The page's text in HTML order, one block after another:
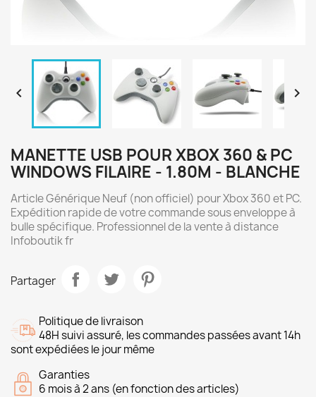
 
MANETTE USB POUR XBOX 360 & PC
WINDOWS FILAIRE - 1.80M - BLANCHE
Article Générique Neuf (non officiel) pour Xbox 360 et PC.
Expédition rapide de votre commande sous enveloppe à
bulle spécifique. Professionnel de la vente à distance
Infoboutik fr
Partager
Politique de livraison
48H suivi assuré, les commandes passées avant 14h
sont expédiées le jour même
Garanties
6 mois à 2 ans (en fonction des articles)